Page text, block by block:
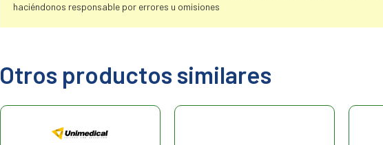
haciéndonos responsable por errores u omisiones
Otros productos similares